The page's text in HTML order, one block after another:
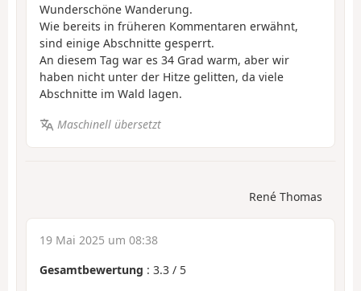
Wunderschöne Wanderung.
Wie bereits in früheren Kommentaren erwähnt,
sind einige Abschnitte gesperrt.
An diesem Tag war es 34 Grad warm, aber wir
haben nicht unter der Hitze gelitten, da viele
Abschnitte im Wald lagen.
Maschinell übersetzt
René Thomas
19 Mai 2025 um 08:38
Gesamtbewertung : 3.3 / 5